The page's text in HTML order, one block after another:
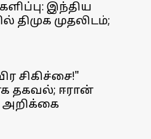
இந்திய
திமுக முதலிடம்;
சிகிச்சை!"
தகவல்; ஈரான்
அறிக்கை